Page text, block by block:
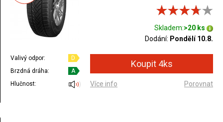
Skladem:>20 ks
Dodání: Pondělí 10.8.
Valivý odpor:
D
Brzdná dráha:
A
Hlučnost:
Více info Porovnat